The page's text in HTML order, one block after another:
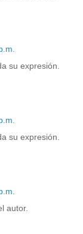
su expresión.
su expresión.
autor.